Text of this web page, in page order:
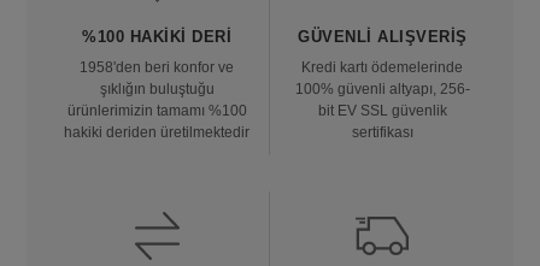
%100 HAKIKI DERI
1958'den beri konfor ve
şıklığın buluştuğu
ürünlerimizin tamamı %100
hakiki deriden üretilmektedir
GÜVENLI ALIŞVERIŞ
Kredi kartı ödemelerinde
100% güvenli altyapı, 256-
bit EV SSL güvenlik
sertifikası